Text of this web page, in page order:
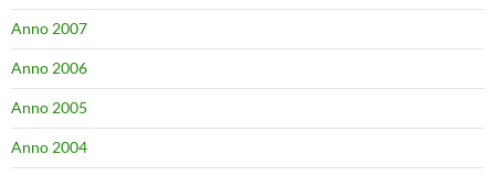
Anno 2007
Anno 2006
Anno 2005
Anno 2004